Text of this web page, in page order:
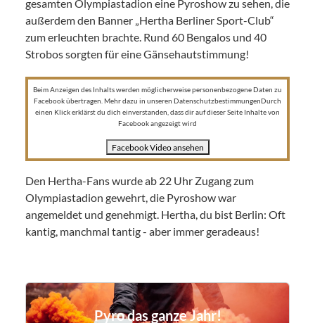
gesamten Olympiastadion eine Pyroshow zu sehen, die
außerdem den Banner „Hertha Berliner Sport-Club“
zum erleuchten brachte. Rund 60 Bengalos und 40
Strobos sorgten für eine Gänsehautstimmung!
Beim Anzeigen des Inhalts werden möglicherweise personenbezogene Daten zu
Facebook übertragen. Mehr dazu in unseren DatenschutzbestimmungenDurch
einen Klick erklärst du dich einverstanden, dass dir auf dieser Seite Inhalte von
Facebook angezeigt wird
Facebook Video ansehen
Den Hertha-Fans wurde ab 22 Uhr Zugang zum
Olympiastadion gewehrt, die Pyroshow war
angemeldet und genehmigt. Hertha, du bist Berlin: Oft
kantig, manchmal tantig - aber immer geradeaus!
Pyro das ganze Jahr!